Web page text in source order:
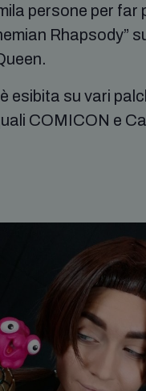
persone per far
Rhapsody”
esibita su vari
COMICON e